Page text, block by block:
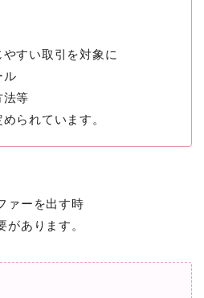
すい取引を対象に
ル
法等
られています。
ァーを出す時
あります。